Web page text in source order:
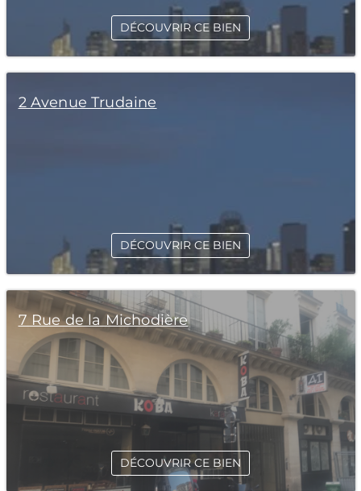
DÉCOUVRIR CE BIEN
2 Avenue Trudaine
DÉCOUVRIR CE BIEN
7 Rue de la Michodière
DÉCOUVRIR CE BIEN